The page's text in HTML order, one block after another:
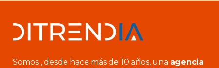
Somos , desde hace más de 10 años, una agencia